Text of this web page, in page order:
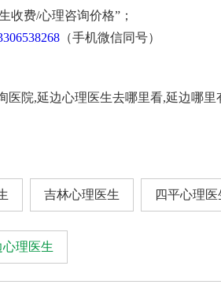
收费/心理咨询价格”；
（手机微信同号）
院,延边心理医生去哪里看,延边哪
吉林心理医生 四平心理医
心理医生